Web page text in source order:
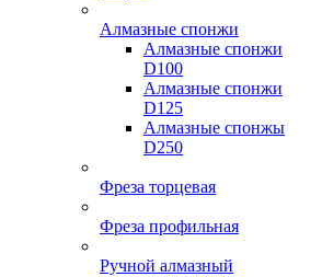
Алмазные спонжи
Алмазные спонжи
D100
Алмазные спонжи
D125
Алмазные спонжы
D250
Фреза торцевая
Фреза профильная
Ручной алмазный